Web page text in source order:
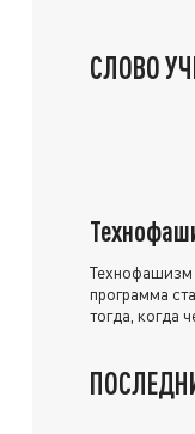
СЛОВО
Технофашизм
программа
тогда, когда